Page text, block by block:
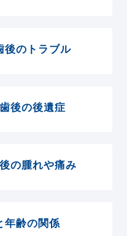
後のトラブル
後の後遺症
の腫れや痛み
年齢の関係